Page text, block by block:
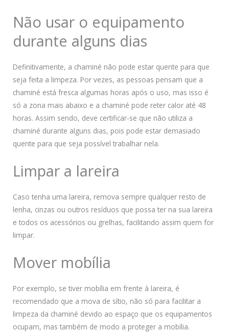
Não usar o equipamento
durante alguns dias
Definitivamente, a chaminé não pode estar quente para que
seja feita a limpeza. Por vezes, as pessoas pensam que a
chaminé está fresca algumas horas após o uso, mas isso é
só a zona mais abaixo e a chaminé pode reter calor até 48
horas. Assim sendo, deve certificar-se que não utiliza a
chaminé durante alguns dias, pois pode estar demasiado
quente para que seja possível trabalhar nela.
Limpar a lareira
Caso tenha uma lareira, remova sempre qualquer resto de
lenha, cinzas ou outros resíduos que possa ter na sua lareira
e todos os acessórios ou grelhas, facilitando assim quem for
limpar.
Mover mobília
Por exemplo, se tiver mobília em frente à lareira, é
recomendado que a mova de sítio, não só para facilitar a
limpeza da chaminé devido ao espaço que os equipamentos
ocupam, mas também de modo a proteger a mobília.